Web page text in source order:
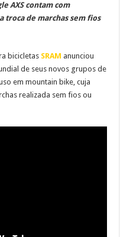
AXS contam com
troca de marchas sem fios
bicicletas SRAM anunciou
de seus novos grupos de
em mountain bike, cuja
realizada sem fios ou